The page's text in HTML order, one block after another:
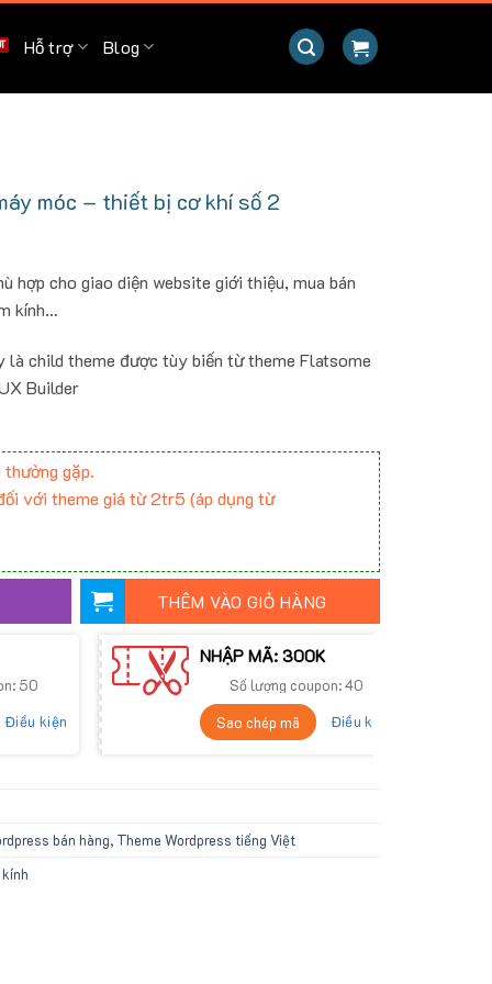
Hỗ trợ Blog
móc – thiết bị cơ khí số 2
hợp cho giao diện website giới thiệu, mua bán
kính…
là child theme được tùy biến từ theme Flatsome
Builder
gặp.
với theme giá từ 2tr5 (áp dụng từ
THÊM VÀO GIỎ HÀNG
50
Điều kiện
NHẬP MÃ: 300K
Số lượng coupon: 40
Sao chép mã
Điều kiện
bán hàng, Theme Wordpress tiếng Việt